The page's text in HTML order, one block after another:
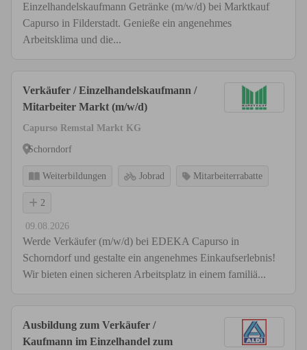
Einzelhandelskaufmann Getränke (m/w/d) bei Marktkauf
Capurso in Filderstadt. Genieße ein angenehmes
Arbeitsklima und die...
Verkäufer / Einzelhandelskaufmann /
Mitarbeiter Markt (m/w/d)
Capurso Remstal Markt KG
Schorndorf
Weiterbildungen Jobrad Mitarbeiterrabatte
2
09.08.2026
Werde Verkäufer (m/w/d) bei EDEKA Capurso in
Schorndorf und gestalte ein angenehmes Einkaufserlebnis!
Wir bieten einen sicheren Arbeitsplatz in einem familiä...
Ausbildung zum Verkäufer /
Kaufmann im Einzelhandel zum